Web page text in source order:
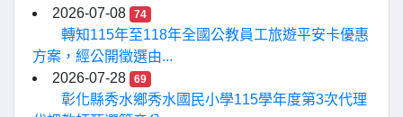
2026-07-08
74
轉知115年至118年全國公教員工旅遊平安卡優惠
方案，經公開徵選由...
2026-07-28
69
彰化縣秀水鄉秀水國民小學115學年度第3次代理